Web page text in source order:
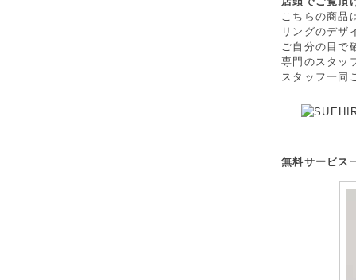
こちらの商品
リングのデザ
ご自分の目で
専門のスタッ
スタッフ一同
無料サービス